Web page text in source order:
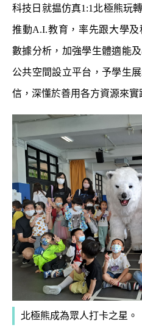
科技日就揾仿真1:1 北極熊玩
推動A.I.教育，率先跟大學
數據分析，加強學生體適能
公共空間設立平台，予學生
信，深懂於善用各方資源來實
北極熊成為眾人打卡之星。